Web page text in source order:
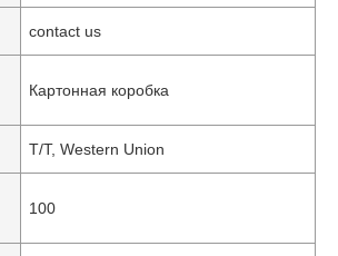
contact us
Картонная коробка
T/T, Western Union
100